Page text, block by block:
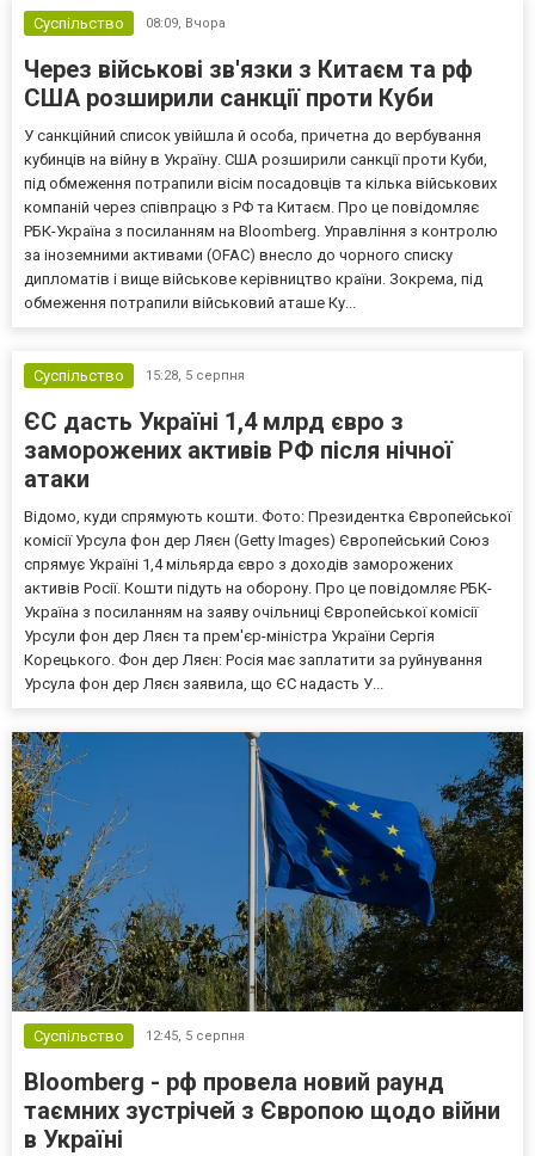
Суспільство 08:09, Вчора
Через військові зв'язки з Китаєм та рф
США розширили санкції проти Куби
У санкційний список увійшла й особа, причетна до вербування
кубинців на війну в Україну. США розширили санкції проти Куби,
під обмеження потрапили вісім посадовців та кілька військових
компаній через співпрацю з РФ та Китаєм. Про це повідомляє
РБК-Україна з посиланням на Bloomberg. Управління з контролю
за іноземними активами (OFAC) внесло до чорного списку
дипломатів і вище військове керівництво країни. Зокрема, під
обмеження потрапили військовий аташе Ку...
Суспільство 15:28, 5 серпня
ЄС дасть Україні 1,4 млрд євро з
заморожених активів РФ після нічної
атаки
Відомо, куди спрямують кошти. Фото: Президентка Європейської
комісії Урсула фон дер Ляєн (Getty Images) Європейський Союз
спрямує Україні 1,4 мільярда євро з доходів заморожених
активів Росії. Кошти підуть на оборону. Про це повідомляє РБК-
Україна з посиланням на заяву очільниці Європейської комісії
Урсули фон дер Ляєн та прем'єр-міністра України Сергія
Корецького. Фон дер Ляєн: Росія має заплатити за руйнування
Урсула фон дер Ляєн заявила, що ЄС надасть У...
Суспільство 12:45, 5 серпня
Bloomberg - рф провела новий раунд
таємних зустрічей з Європою щодо війни
в Україні